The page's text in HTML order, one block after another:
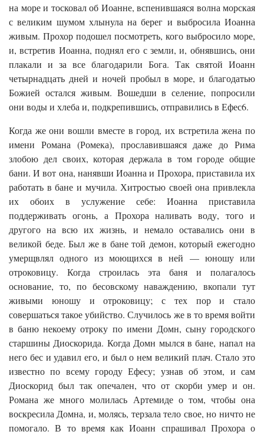
на море и тосковал об Иоанне, вспенившаяся волна морская
с великим шумом хлынула на берег и выбросила Иоанна
живым. Прохор подошел посмотреть, кого выбросило море,
и, встретив Иоанна, поднял его с земли, и, обнявшись, они
плакали и за все благодарили Бога. Так святой Иоанн
четырнадцать дней и ночей пробыл в море, и благодатью
Божией остался живым. Вошедши в селение, попросили
они воды и хлеба и, подкрепившись, отправились в Ефес6.
Когда же они вошли вместе в город, их встретила жена по
имени Романа (Ромека), прославившаяся даже до Рима
злобою дел своих, которая держала в том городе общие
бани. И вот она, нанявши Иоанна и Прохора, приставила их
работать в бане и мучила. Хитростью своей она привлекла
их обоих в услужение себе: Иоанна приставила
поддерживать огонь, а Прохора наливать воду, того и
другого на всю их жизнь, и немало оставались они в
великой беде. Был же в бане той демон, который ежегодно
умерщвлял одного из моющихся в ней — юношу или
отроковицу. Когда строилась эта баня и полагалось
основание, то, по бесовскому наваждению, вкопали тут
живыми юношу и отроковицу; с тех пор и стало
совершаться такое убийство. Случилось же в то время войти
в баню некоему отроку по имени Домн, сыну городского
старшины Диоскорида. Когда Домн мылся в бане, напал на
него бес и удавил его, и был о нем великий плач. Стало это
известно по всему городу Ефесу; узнав об этом, и сам
Диоскорид был так опечален, что от скорби умер и он.
Романа же много молилась Артемиде о том, чтобы она
воскресила Домна, и, молясь, терзала тело свое, но ничто не
помогало. В то время как Иоанн спрашивал Прохора о